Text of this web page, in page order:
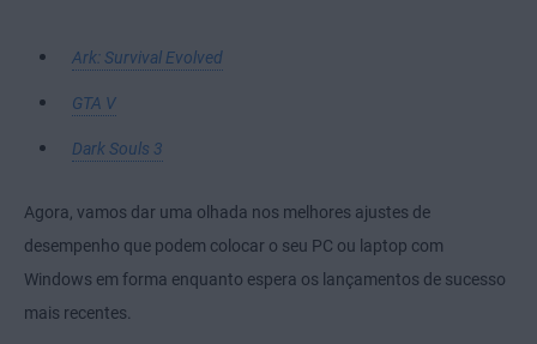
Ark: Survival Evolved
GTA V
Dark Souls 3
Agora, vamos dar uma olhada nos melhores ajustes de
desempenho que podem colocar o seu PC ou laptop com
Windows em forma enquanto espera os lançamentos de sucesso
mais recentes.